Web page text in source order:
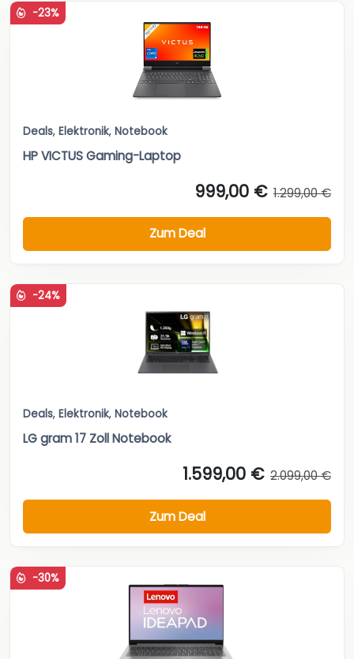
-23%
Deals, Elektronik, Notebook
HP VICTUS Gaming-Laptop
999,00 € 1.299,00 €
Zum Deal
-24%
Deals, Elektronik, Notebook
LG gram 17 Zoll Notebook
1.599,00 € 2.099,00 €
Zum Deal
-30%